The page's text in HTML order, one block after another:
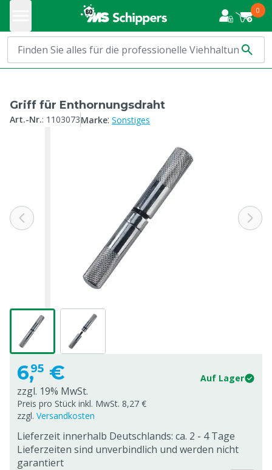
0
Griff für Enthornungsdraht
Art.-Nr.: 1103073Marke: Sonstiges
6,95 € Auf Lager
zzgl. 19% MwSt.
Preis pro Stück inkl. MwSt. 8,27 €
zzgl. Versandkosten
Lieferzeit innerhalb Deutschlands: ca. 2 - 4 Tage
Lieferzeiten sind unverbindlich und werden nicht
garantiert